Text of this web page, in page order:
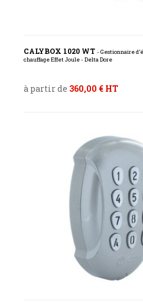
CALYBOX 1020 WT - Gestionnaire
chauffage Effet Joule - Delta Dore
à partir de 360,00 € HT